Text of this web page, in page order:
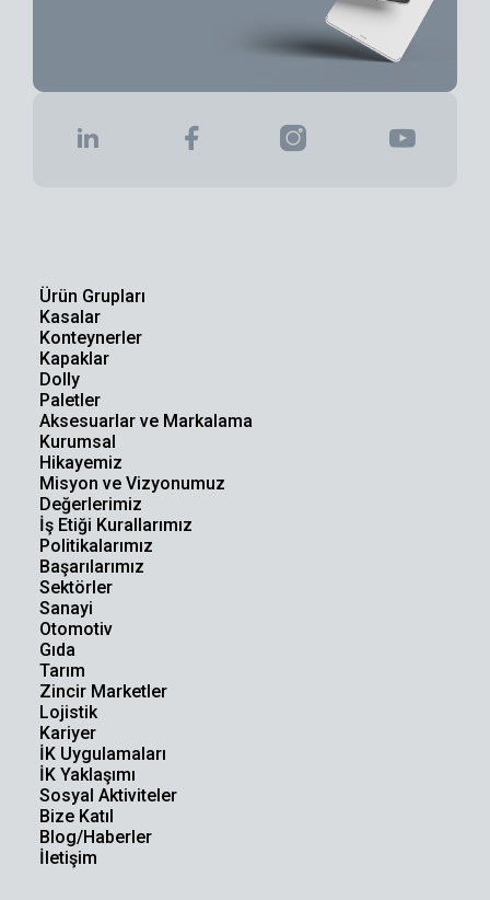
Ürün Grupları
Kasalar
Konteynerler
Kapaklar
Dolly
Paletler
Aksesuarlar ve Markalama
Kurumsal
Hikayemiz
Misyon ve Vizyonumuz
Değerlerimiz
İş Etiği Kurallarımız
Politikalarımız
Başarılarımız
Sektörler
Sanayi
Otomotiv
Gıda
Tarım
Zincir Marketler
Lojistik
Kariyer
İK Uygulamaları
İK Yaklaşımı
Sosyal Aktiviteler
Bize Katıl
Blog/Haberler
İletişim